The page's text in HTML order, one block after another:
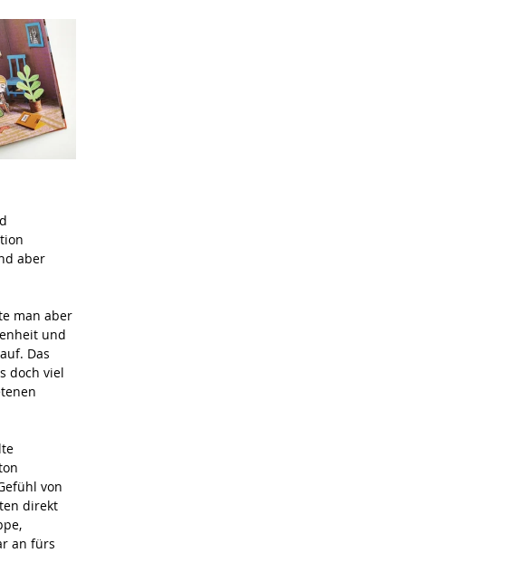
aber
man aber
und
Das
doch viel
von
direkt
an fürs